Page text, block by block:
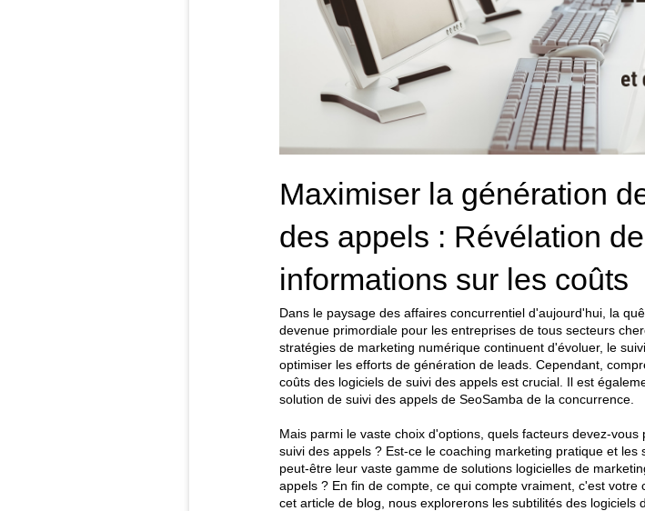
Maximiser la génération
des appels : Révélation
informations sur les coûts
Dans le paysage des affaires concurrentiel d'aujourd'hui, la
devenue primordiale pour les entreprises de tous secteurs
stratégies de marketing numérique continuent d'évoluer, le
optimiser les efforts de génération de leads. Cependant,
coûts des logiciels de suivi des appels est crucial. Il est
solution de suivi des appels de SeoSamba de la concurrence.
Mais parmi le vaste choix d'options, quels facteurs devez-
suivi des appels ? Est-ce le coaching marketing pratique et
peut-être leur vaste gamme de solutions logicielles de
appels ? En fin de compte, ce qui compte vraiment, c'est
cet article de blog, nous explorerons les subtilités des